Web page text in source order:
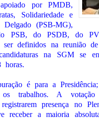
por PMDB,
Solidariedade e
(PSB-MG),
PSB, do PSDB, do
ser definidos na reunião
na SGM se
horas.
é para a
os trabalhos. A
registrarem presença no
receber a maioria